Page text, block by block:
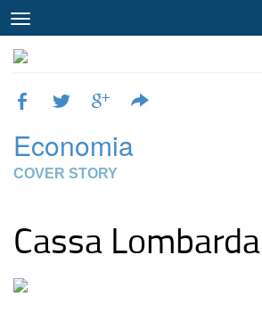
Economia
COVER STORY
Cassa Lombarda